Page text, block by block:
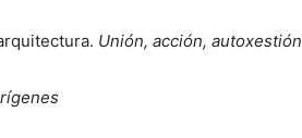
Unión, acción, autoxestión